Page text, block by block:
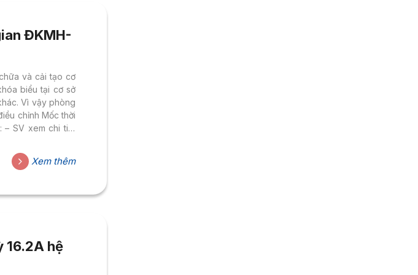
ĐKMH-
và cải tạo cơ
biểu tại cơ sở
Vì vậy phòng
chỉnh Mốc thời
– SV xem chi tiết
Mỹ Quyên,
đt (08)
đt
Xem thêm
16.2A hệ